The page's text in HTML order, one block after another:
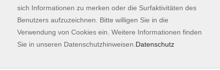
Kontaktformular
Impressum
AGB
Datenschutzerklärung
sich Informationen zu merken oder die Surfaktivitäten des
Benutzers aufzuzeichnen. Bitte willigen Sie in die
Verwendung von Cookies ein. Weitere Informationen finden
Sie in unseren Datenschutzhinweisen. Datenschutz